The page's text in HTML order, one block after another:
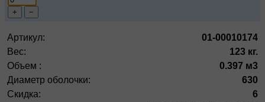
+ −
Артикул:
01-00010174
Вес:
123 кг.
Объем :
0.397 м3
Диаметр оболочки:
630
Скидка:
6